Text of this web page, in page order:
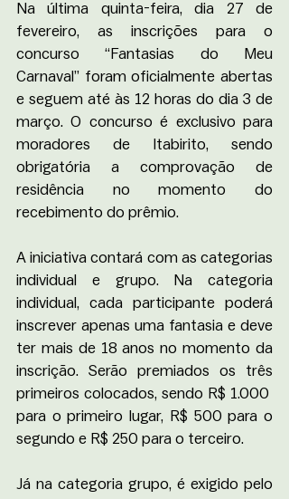
Na última quinta-feira, dia 27 de
fevereiro, as inscrições para o
concurso “Fantasias do Meu
Carnaval” foram oficialmente abertas
e seguem até às 12 horas do dia 3 de
março. O concurso é exclusivo para
moradores de Itabirito, sendo
obrigatória a comprovação de
residência no momento do
recebimento do prêmio.
A iniciativa contará com as categorias
individual e grupo. Na categoria
individual, cada participante poderá
inscrever apenas uma fantasia e deve
ter mais de 18 anos no momento da
inscrição. Serão premiados os três
primeiros colocados, sendo R$ 1.000
para o primeiro lugar, R$ 500 para o
segundo e R$ 250 para o terceiro.
Já na categoria grupo, é exigido pelo